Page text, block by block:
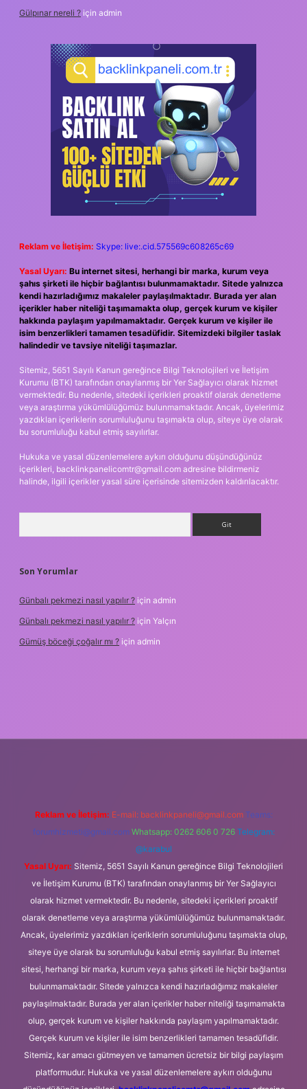
Gülpınar nereli ? için admin
Reklam ve İletişim: Skype: live:.cid.575569c608265c69
Yasal Uyarı: Bu internet sitesi, herhangi bir marka, kurum veya
şahıs şirketi ile hiçbir bağlantısı bulunmamaktadır. Sitede yalnızca
kendi hazırladığımız makaleler paylaşılmaktadır. Burada yer alan
içerikler haber niteliği taşımamakta olup, gerçek kurum ve kişiler
hakkında paylaşım yapılmamaktadır. Gerçek kurum ve kişiler ile
isim benzerlikleri tamamen tesadüfidir. Sitemizdeki bilgiler taslak
halindedir ve tavsiye niteliği taşımazlar.
Sitemiz, 5651 Sayılı Kanun gereğince Bilgi Teknolojileri ve İletişim
Kurumu (BTK) tarafından onaylanmış bir Yer Sağlayıcı olarak hizmet
vermektedir. Bu nedenle, sitedeki içerikleri proaktif olarak denetleme
veya araştırma yükümlülüğümüz bulunmamaktadır. Ancak, üyelerimiz
yazdıkları içeriklerin sorumluluğunu taşımakta olup, siteye üye olarak
bu sorumluluğu kabul etmiş sayılırlar.
Hukuka ve yasal düzenlemelere aykırı olduğunu düşündüğünüz
içerikleri, backlinkpanelicomtr@gmail.com adresine bildirmeniz
halinde, ilgili içerikler yasal süre içerisinde sitemizden kaldırılacaktır.
Son Yorumlar
Günbalı pekmezi nasıl yapılır ? için admin
Günbalı pekmezi nasıl yapılır ? için Yalçın
Gümüş böceği çoğalır mı ? için admin
Reklam ve İletişim: E-mail: backlinkpaneli@gmail.com Teams:
forumhizmeti@gmail.com Whatsapp: 0262 606 0 726 Telegram:
@karabul
Yasal Uyarı: Sitemiz, 5651 Sayılı Kanun gereğince Bilgi Teknolojileri
ve İletişim Kurumu (BTK) tarafından onaylanmış bir Yer Sağlayıcı
olarak hizmet vermektedir. Bu nedenle, sitedeki içerikleri proaktif
olarak denetleme veya araştırma yükümlülüğümüz bulunmamaktadır.
Ancak, üyelerimiz yazdıkları içeriklerin sorumluluğunu taşımakta olup,
siteye üye olarak bu sorumluluğu kabul etmiş sayılırlar. Bu internet
sitesi, herhangi bir marka, kurum veya şahıs şirketi ile hiçbir bağlantısı
bulunmamaktadır. Sitede yalnızca kendi hazırladığımız makaleler
paylaşılmaktadır. Burada yer alan içerikler haber niteliği taşımamakta
olup, gerçek kurum ve kişiler hakkında paylaşım yapılmamaktadır.
Gerçek kurum ve kişiler ile isim benzerlikleri tamamen tesadüfidir.
Sitemiz, kar amacı gütmeyen ve tamamen ücretsiz bir bilgi paylaşım
platformudur. Hukuka ve yasal düzenlemelere aykırı olduğunu